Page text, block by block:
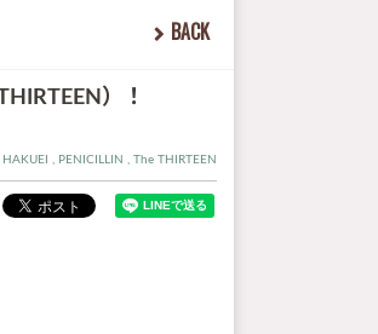
BACK
）！
HAKUEI PENICILLIN The THIRTEEN